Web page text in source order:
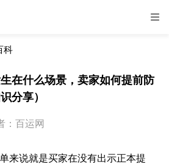
资讯
科
在什么场景，卖家如何提前防
分享）
：百运网
说就是买家在没有出示正本提